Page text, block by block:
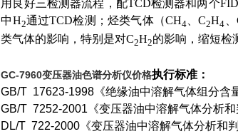
用良好三检测器流程，配TCD检测器和两个
中H2通过TCD检测；烃类气体（CH4 、C2H4
类气体的影响，特别是对C2H2的影响，缩短检
GC-7960变压器油色谱分析仪价格执行标准：
GB/T 17623-1998 《绝缘油中溶解气体组分含
GB/T 7252-2001 《变压器油中溶解气体分析和
DL/T 722-2000 《变压器油中溶解气体分析和